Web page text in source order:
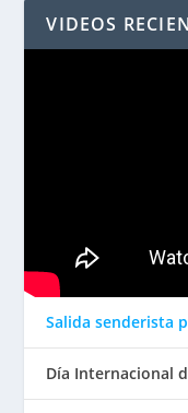
VIDEOS
Salida senderista
Día Internacional